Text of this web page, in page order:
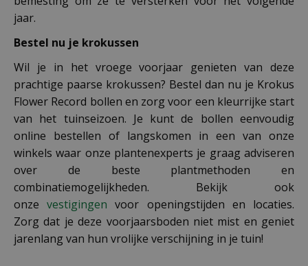
jaar.
Bestel nu je krokussen
Wil je in het vroege voorjaar genieten van deze
prachtige paarse krokussen? Bestel dan nu je Krokus
Flower Record bollen en zorg voor een kleurrijke start
van het tuinseizoen. Je kunt de bollen eenvoudig
online bestellen of langskomen in een van onze
winkels waar onze plantenexperts je graag adviseren
over de beste plantmethoden en
combinatiemogelijkheden. Bekijk ook
onzevestigingen voor openingstijden en locaties.
Zorg dat je deze voorjaarsboden niet mist en geniet
jarenlang van hun vrolijke verschijning in je tuin!